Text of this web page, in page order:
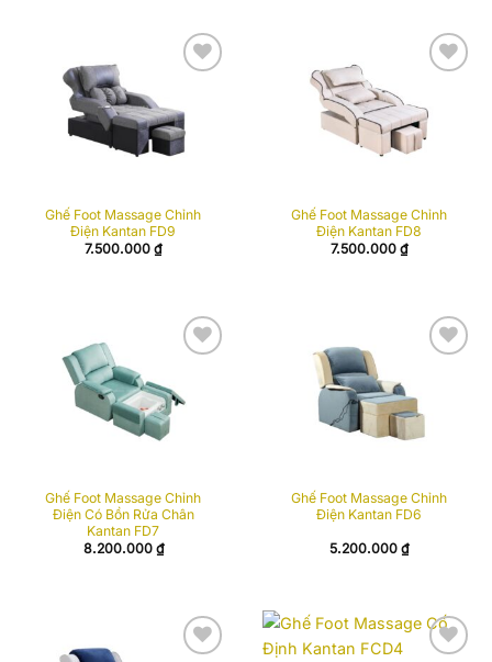
wishlist
Ghế Foot Massage Chỉnh
Điện Kantan FD9
7.500.000 ₫
wishlist
Ghế Foot Massage Chỉnh
Điện Kantan FD8
7.500.000 ₫
wishlist
Ghế Foot Massage Chỉnh
Điện Có Bồn Rửa Chân
Kantan FD7
8.200.000 ₫
Ghế Foot Massage Chỉnh
Điện Kantan FD6
5.200.000 ₫